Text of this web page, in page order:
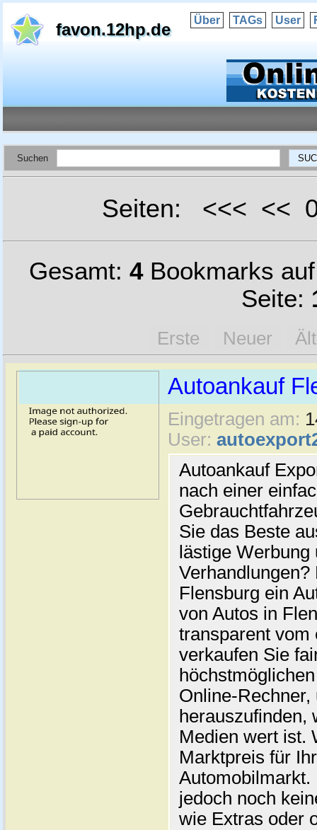
favon.12hp.de Über TAGs User
Suchen
Seiten: <<< <<
Gesamt: 4Bookmarks
Seite:
Erste Neuer
Autoankauf
Eingetragen am:
User:
Autoankauf
nach einer
Sie das Beste
lästige
Flensburg ein
von Autos in
transparent vom
verkaufen Sie
Online-
herauszufinden,
Medien wert ist.
Marktpreis für
jedoch noch
wie Extras oder